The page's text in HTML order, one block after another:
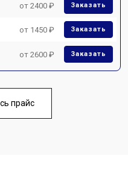
от 2400 ₽ Заказать
от 1450 ₽ Заказать
от 2600 ₽ Заказать
прайс